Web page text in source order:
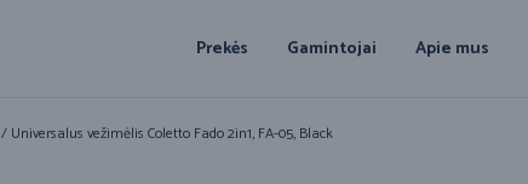
Prekės Gamintojai Apie mus
/ Universalus vežimėlis Coletto Fado 2in1, FA-05, Black